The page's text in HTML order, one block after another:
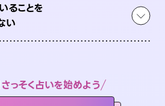
ることを
い
っそく占いを始めよう